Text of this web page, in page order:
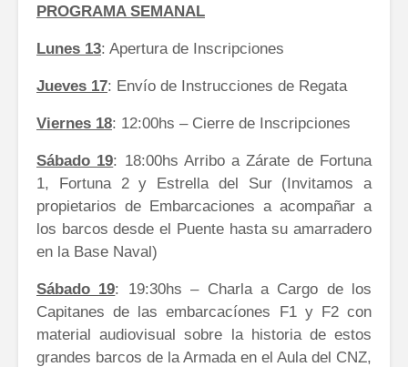
PROGRAMA SEMANAL
Lunes 13: Apertura de Inscripciones
Jueves 17: Envío de Instrucciones de Regata
Viernes 18: 12:00hs – Cierre de Inscripciones
Sábado 19: 18:00hs Arribo a Zárate de Fortuna
1, Fortuna 2 y Estrella del Sur (Invitamos a
propietarios de Embarcaciones a acompañar a
los barcos desde el Puente hasta su amarradero
en la Base Naval)
Sábado 19: 19:30hs – Charla a Cargo de los
Capitanes de las embarcacíones F1 y F2 con
material audiovisual sobre la historia de estos
grandes barcos de la Armada en el Aula del CNZ,